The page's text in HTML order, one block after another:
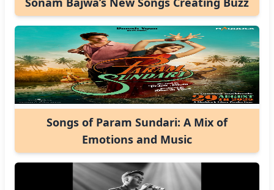
Songs of Param Sundari: A Mix of
Emotions and Music